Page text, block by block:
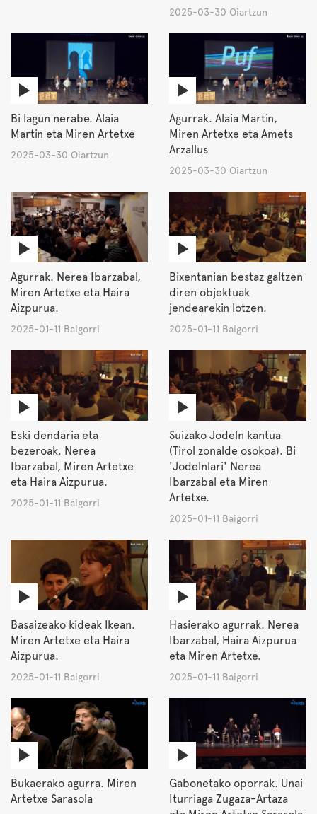
2025-03-30 Oiartzun
Bi lagun nerabe. Alaia
Martin eta Miren Artetxe
2025-03-30 Oiartzun
Agurrak. Alaia Martin,
Miren Artetxe eta Amets
Arzallus
2025-03-30 Oiartzun
Agurrak. Nerea Ibarzabal,
Miren Artetxe eta Haira
Aizpurua.
2025-01-11 Baigorri
Bixentanian bestaz galtzen
diren objektuak
jendearekin lotzen.
2025-01-11 Baigorri
Eski dendaria eta
bezeroak. Nerea
Ibarzabal, Miren Artetxe
eta Haira Aizpurua.
2025-01-11 Baigorri
Suizako Jodeln kantua
(Tirol zonalde osokoa). Bi
'Jodelnlari' Nerea
Ibarzabal eta Miren
Artetxe.
2025-01-11 Baigorri
Basaizeako kideak Ikean.
Miren Artetxe eta Haira
Aizpurua.
2025-01-11 Baigorri
Hasierako agurrak. Nerea
Ibarzabal, Haira Aizpurua
eta Miren Artetxe.
2025-01-11 Baigorri
Bukaerako agurra. Miren
Artetxe Sarasola
Gabonetako oporrak. Unai
Iturriaga Zugaza-Artaza